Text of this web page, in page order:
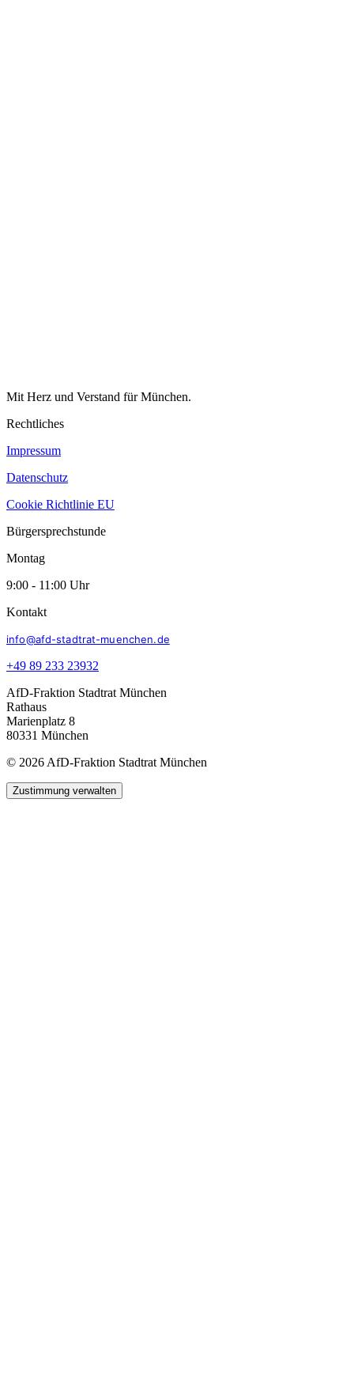
Mit Herz und Verstand für München.
Rechtliches
Impressum
Datenschutz
Cookie Richtlinie EU
Bürgersprechstunde
Montag
9:00 - 11:00 Uhr
Kontakt
info@afd-stadtrat-muenchen.de
+49 89 233 23932
AfD-Fraktion Stadtrat München
Rathaus
Marienplatz 8
80331 München
© 2026 AfD-Fraktion Stadtrat München
Zustimmung verwalten